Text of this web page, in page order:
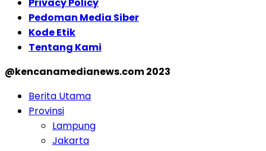
Pedoman Media Siber
Kode Etik
Tentang Kami
@kencanamedianews.com 2023
Berita Utama
Provinsi
Lampung
Jakarta